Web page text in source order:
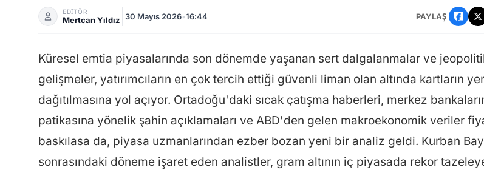
EDİTÖR
Mertcan Yıldız 30 Mayıs 2026•16:44 PAYLAŞ
Küresel emtia piyasalarında son dönemde yaşanan sert dalgalanmalar ve
gelişmeler, yatırımcıların en çok tercih ettiği güvenli liman olan altında kartların
dağıtılmasına yol açıyor. Ortadoğu'daki sıcak çatışma haberleri, merkez
patikasına yönelik şahin açıklamaları ve ABD'den gelen makroekonomik veriler
baskılasa da, piyasa uzmanlarından ezber bozan yeni bir analiz geldi. Kurban
sonrasındaki döneme işaret eden analistler, gram altının iç piyasada rekor